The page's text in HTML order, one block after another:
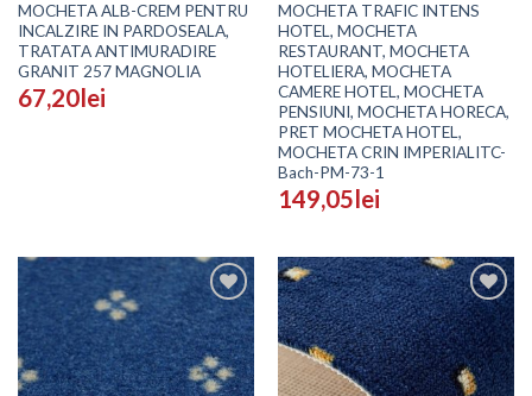
MOCHETA ALB-CREM PENTRU
INCALZIRE IN PARDOSEALA,
TRATATA ANTIMURADIRE
GRANIT 257 MAGNOLIA
67,20lei
MOCHETA TRAFIC INTENS
HOTEL, MOCHETA
RESTAURANT, MOCHETA
HOTELIERA, MOCHETA
CAMERE HOTEL, MOCHETA
PENSIUNI, MOCHETA HORECA,
PRET MOCHETA HOTEL,
MOCHETA CRIN IMPERIALITC-
Bach-PM-73-1
149,05 lei
Adaugă
în
Wishlist
Adaugă
în
Wishlist